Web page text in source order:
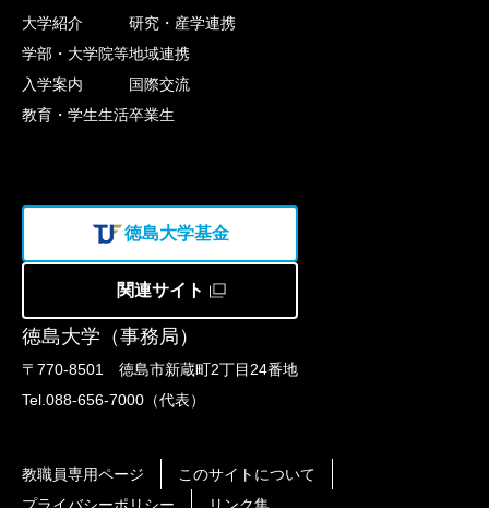
徳島大学（事務局）
〒770-8501 徳島市新蔵町2丁目24番地
Tel.088-656-7000（代表）
大学紹介
学部・大学院等
入学案内
教育・学生生活
研究・産学連携
地域連携
国際交流
卒業生
徳島大学基金
関連サイト
教職員専用ページ
このサイトについて